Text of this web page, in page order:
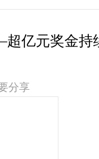
亿元奖金持
分享